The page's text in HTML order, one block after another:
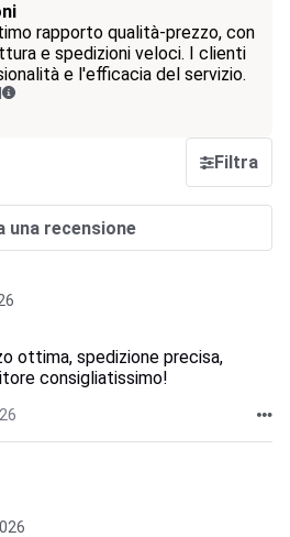
rapporto qualità-prezzo, con
e spedizioni veloci. I clienti
e l'efficacia del servizio.
Filtra
una recensione
ottima, spedizione precisa,
consigliatissimo!